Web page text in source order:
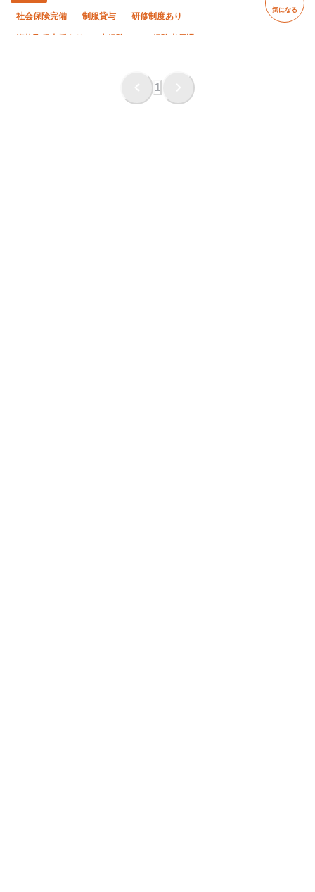
社会保険完備 制服貸与 研修制度あり
資格取得支援あり 未経験OK 経験者優遇
土日休み
気になる
1